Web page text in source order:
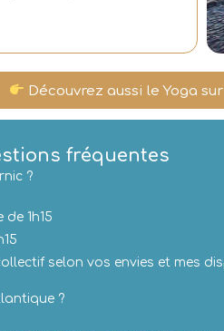
Découvrez aussi le Yoga
fréquentes
?
1h15
selon vos envies et mes
?